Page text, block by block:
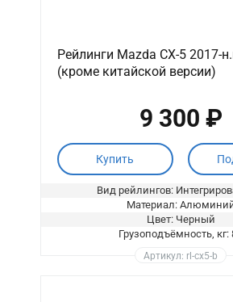
Рейлинги Mazda CX-5 2017-
(кроме китайской версии)
9 300 ₽
Купить
Вид рейлингов:
Материал:
Цвет: Черный
Грузоподъёмность, кг:
Артикул: rl-cx5-b